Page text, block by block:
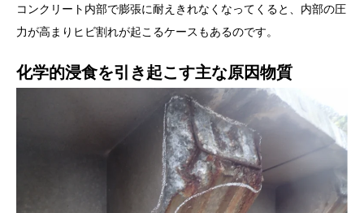
コンクリート内部で膨張に耐えきれなくなってくると、内部の圧
力が高まりヒビ割れが起こるケースもあるのです。
化学的浸食を引き起こす主な原因物質